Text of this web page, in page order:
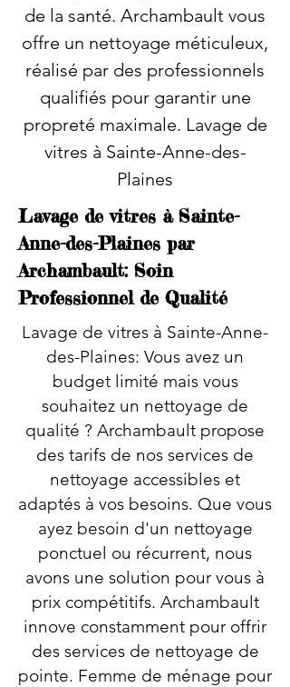
de la santé. Archambault vous
offre un nettoyage méticuleux,
réalisé par des professionnels
qualifiés pour garantir une
propreté maximale. Lavage de
vitres à Sainte-Anne-des-
Plaines
Lavage de vitres à Sainte-
Anne-des-Plaines par
Archambault: Soin
Professionnel de Qualité
Lavage de vitres à Sainte-Anne-
des-Plaines: Vous avez un
budget limité mais vous
souhaitez un nettoyage de
qualité ? Archambault propose
des tarifs de nos services de
nettoyage accessibles et
adaptés à vos besoins. Que vous
ayez besoin d'un nettoyage
ponctuel ou récurrent, nous
avons une solution pour vous à
prix compétitifs. Archambault
innove constamment pour offrir
des services de nettoyage de
pointe. Femme de ménage pour